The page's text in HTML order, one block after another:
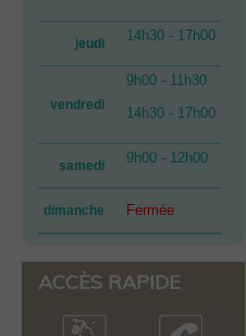
jeudi 14h30 - 17h00
vendredi
9h00 - 11h30
14h30 - 17h00
samedi 9h00 - 12h00
dimanche Fermée
ACCÈS RAPIDE